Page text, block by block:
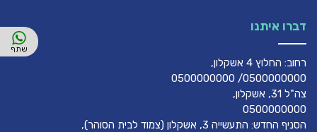
דברו איתנו
רחוב: החלוץ 4 אשקלון,
0500000000/ 0500000000
צה"ל 31, אשקלון,
0500000000
הסניף החדש: התעשייה 3, אשקלון (צמוד לבית הסוהר),